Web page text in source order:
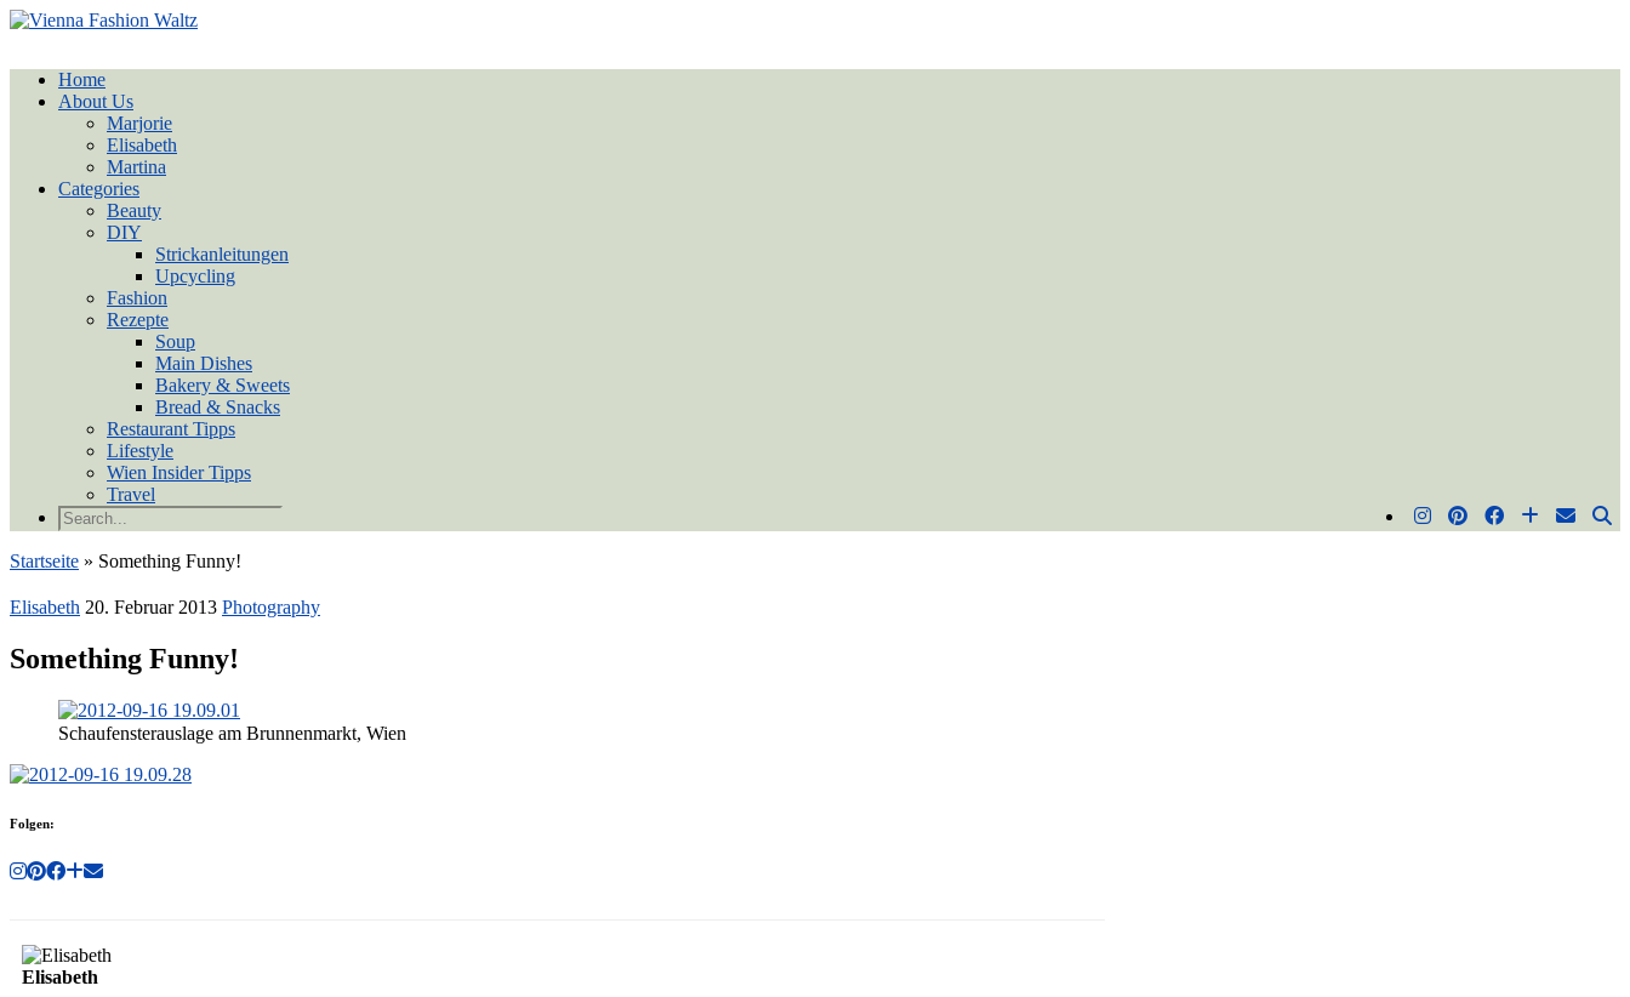
Home
About Us
Marjorie
Elisabeth
Martina
Categories
Beauty
DIY
Strickanleitungen
Upcycling
Fashion
Rezepte
Soup
Main Dishes
Bakery & Sweets
Bread & Snacks
Restaurant Tipps
Lifestyle
Wien Insider Tipps
Travel
Startseite » Something Funny!
Elisabeth 20. Februar 2013 Photography
Something Funny!
Schaufensterauslage am Brunnenmarkt, Wien
Folgen:
Elisabeth